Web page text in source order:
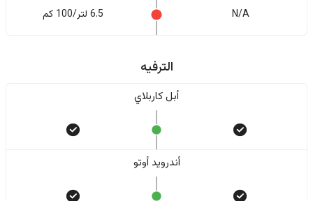
N/A 6.5 لتر/100 كم
الترفيه
أبل كاربلاي
أندرويد أوتو